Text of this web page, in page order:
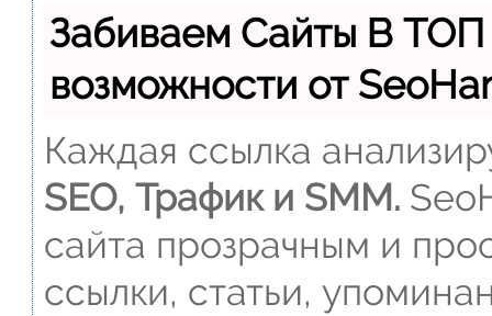
Забиваем Сайты В
возможности от
Каждая ссылка
SEO, Трафик и SMM.
сайта прозрачным и
ссылки, статьи,